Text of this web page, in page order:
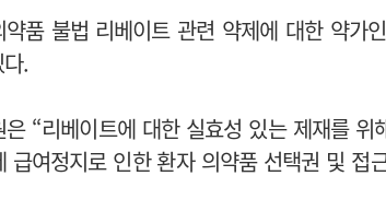
약품 불법 리베이트 관련 약제에 대한 약가
.
은 “리베이트에 대한 실효성 있는 제재를
급여정지로 인한 환자 의약품 선택권 및 접